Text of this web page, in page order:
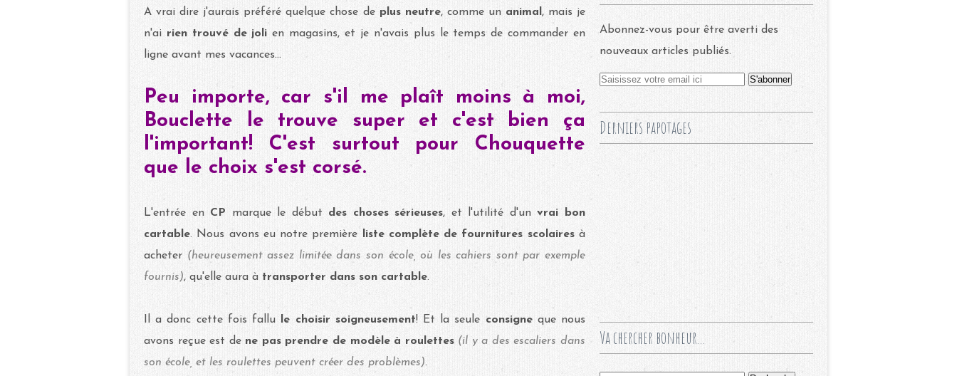
A vrai dire j'aurais préféré quelque chose de plus neutre, comme un animal , mais je
n'ai rien trouvé de joli en magasins, et je n'avais plus le temps de commander en
ligne avant mes vacances...
Peu importe, car s'il me plaît moins à moi,
Bouclette le trouve super et c'est bien ça
l'important! C'est surtout pour Chouquette
que le choix s'est corsé.
L'entrée en CP marque le début des choses sérieuses, et l'utilité d'unvrai bon
cartable. Nous avons eu notre première liste complète de fournitures scolairesà
acheter (heureusement assez limitée dans son école, où les cahiers sont par exemple
fournis), qu'elle aura à transporter dans son cartable.
Il a donc cette fois fallu le choisir soigneusement! Et la seule consigne que nous
avons reçue est de ne pas prendre de modèle à roulettes (il y a des escaliers dans
son école, et les roulettes peuvent créer des problèmes).
Abonnez-vous pour être averti des
nouveaux articles publiés.
Derniers papotages
Va chercher bonheur...